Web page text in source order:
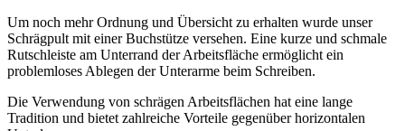
Um noch mehr Ordnung und Übersicht zu erhalten wurde unser
Schrägpult mit einer Buchstütze versehen. Eine kurze und schmale
Rutschleiste am Unterrand der Arbeitsfläche ermöglicht ein
problemloses Ablegen der Unterarme beim Schreiben.
Die Verwendung von schrägen Arbeitsflächen hat eine lange
Tradition und bietet zahlreiche Vorteile gegenüber horizontalen